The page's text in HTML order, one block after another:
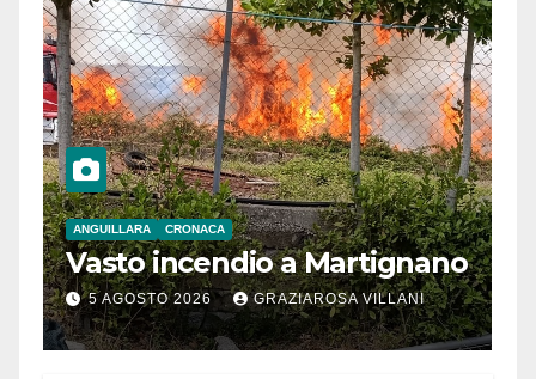
ANGUILLARA CRONACA
Vasto incendio a Martignano
5 AGOSTO 2026 GRAZIAROSA VILLANI